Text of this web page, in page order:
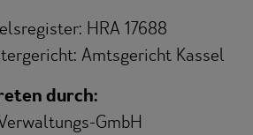
HRA 17688
Amtsgericht Kassel
durch:
GmbH